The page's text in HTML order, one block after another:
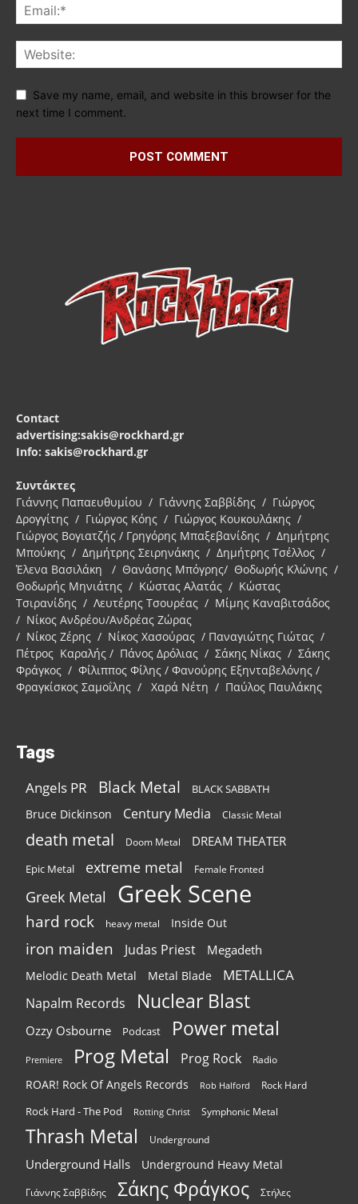
Save my name, email, and website in this browser for the
next time I comment.
Contact
advertising:sakis@rockhard.gr
Info: sakis@rockhard.gr
Συντάκτες
Γιάννης Παπαευθυμίου / Γιάννης Σαββίδης / Γιώργος
Δρογγίτης / Γιώργος Κόης / Γιώργος Κουκουλάκης /
Γιώργος Βογιατζής / Γρηγόρης Μπαξεβανίδης / Δημήτρης
Μπούκης / Δημήτρης Σειρηνάκης / Δημήτρης Τσέλλος /
Έλενα Βασιλάκη / Θανάσης Μπόγρης/ Θοδωρής Κλώνης /
Θοδωρής Μηνιάτης / Κώστας Αλατάς / Κώστας
Τσιρανίδης / Λευτέρης Τσουρέας / Μίμης Καναβιτσάδος
/ Νίκος Ανδρέου/Ανδρέας Ζώρας
/ Νίκος Ζέρης / Νίκος Χασούρας / Παναγιώτης Γιώτας /
Πέτρος Καραλής / Πάνος Δρόλιας / Σάκης Νίκας / Σάκης
Φράγκος / Φίλιππος Φίλης / Φανούρης Εξηνταβελόνης /
Φραγκίσκος Σαμοΐλης / Χαρά Νέτη / Παύλος Παυλάκης
Tags
Angels PR Black Metal BLACK SABBATH
Bruce Dickinson Century Media Classic Metal
death metal Doom Metal DREAM THEATER
Epic Metal extreme metal Female Fronted
Greek Metal Greek Scene
hard rock heavy metal Inside Out
iron maiden Judas Priest Megadeth
Melodic Death Metal Metal Blade METALLICA
Napalm Records Nuclear Blast
Ozzy Osbourne Podcast Power metal
Premiere Prog Metal Prog Rock Radio
ROAR! Rock Of Angels Records Rob Halford Rock Hard
Rock Hard - The Pod Rotting Christ Symphonic Metal
Thrash Metal Underground
Underground Halls Underground Heavy Metal
Γιάννης Σαββίδης Σάκης Φράγκος Στήλες